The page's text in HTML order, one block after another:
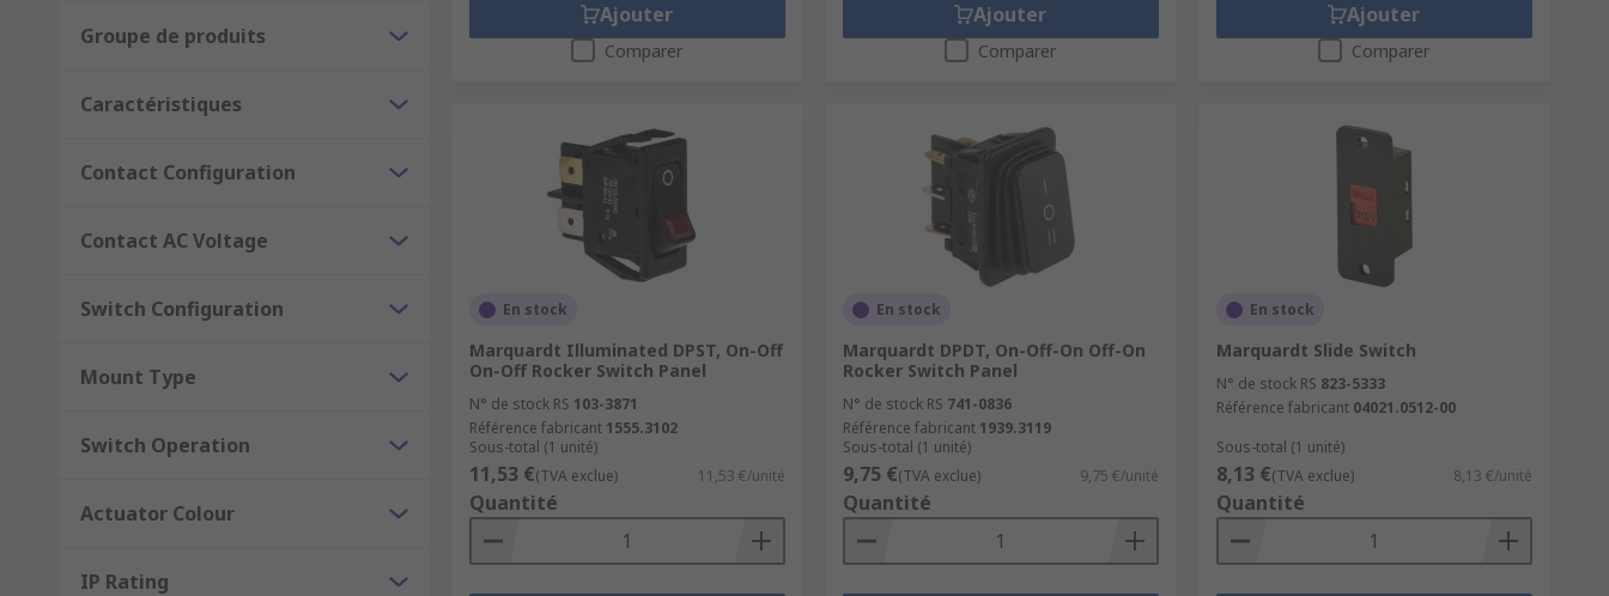
Groupe de produits
Caractéristiques
Contact Configuration
Contact AC Voltage
Switch Configuration
Mount Type
Switch Operation
Actuator Colour
IP Rating
Ajouter
Comparer
Ajouter
Comparer
Ajouter
Comparer
En stock
Marquardt Illuminated DPST, On-Off
On-Off Rocker Switch Panel
N° de stock RS 103-3871
Référence fabricant 1555.3102
Sous-total (1 unité)
11,53 €(TVA exclue) 11,53 €/unité
Quantité
En stock
Marquardt DPDT, On-Off-On Off-On
Rocker Switch Panel
N° de stock RS 741-0836
Référence fabricant 1939.3119
Sous-total (1 unité)
9,75 €(TVA exclue) 9,75 €/unité
Quantité
En stock
Marquardt Slide Switch
N° de stock RS 823-5333
Référence fabricant 04021.0512-00
Sous-total (1 unité)
8,13 €(TVA exclue) 8,13 €/unité
Quantité